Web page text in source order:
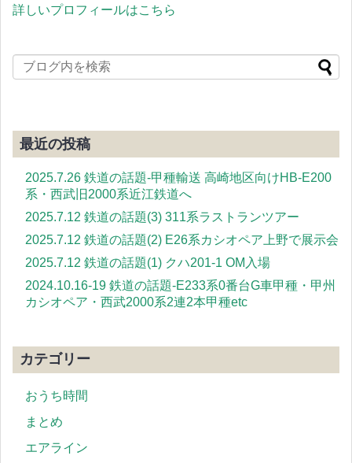
詳しいプロフィールはこちら
最近の投稿
2025.7.26 鉄道の話題-甲種輸送 高崎地区向けHB-E200
系・西武旧2000系近江鉄道へ
2025.7.12 鉄道の話題(3) 311系ラストランツアー
2025.7.12 鉄道の話題(2) E26系カシオペア上野で展示会
2025.7.12 鉄道の話題(1) クハ201-1 OM入場
2024.10.16-19 鉄道の話題-E233系0番台G車甲種・甲州
カシオペア・西武2000系2連2本甲種etc
カテゴリー
おうち時間
まとめ
エアライン